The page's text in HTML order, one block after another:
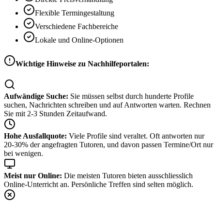
Flexible Termingestaltung
Verschiedene Fachbereiche
Lokale und Online-Optionen
Wichtige Hinweise zu Nachhilfeportalen:
Aufwändige Suche: Sie müssen selbst durch hunderte Profile
suchen, Nachrichten schreiben und auf Antworten warten. Rechnen
Sie mit 2-3 Stunden Zeitaufwand.
Hohe Ausfallquote: Viele Profile sind veraltet. Oft antworten nur
20-30% der angefragten Tutoren, und davon passen Termine/Ort nur
bei wenigen.
Meist nur Online: Die meisten Tutoren bieten ausschliesslich
Online-Unterricht an. Persönliche Treffen sind selten möglich.